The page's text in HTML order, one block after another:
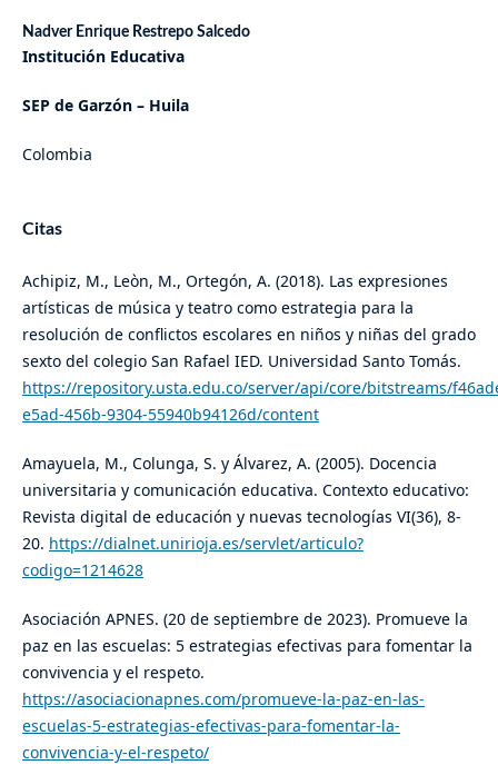
Nadver Enrique Restrepo Salcedo
Institución Educativa
SEP de Garzón – Huila
Colombia
Citas
​​Achipiz, M., Leòn, M., Ortegón, A. (2018). Las expresiones
artísticas de música y teatro como estrategia para la
resolución de conflictos escolares en niños y niñas del grado
sexto del colegio San Rafael IED. Universidad Santo Tomás.
https://repository.usta.edu.co/server/api/core/bitstreams/
e5ad-456b-9304-55940b94126d/content
​Amayuela, M., Colunga, S. y Álvarez, A. (2005). Docencia
universitaria y comunicación educativa. Contexto educativo:
Revista digital de educación y nuevas tecnologías VI(36), 8-
20. https://dialnet.unirioja.es/servlet/articulo?
codigo=1214628
​Asociación APNES. (20 de septiembre de 2023). Promueve la
paz en las escuelas: 5 estrategias efectivas para fomentar la
convivencia y el respeto.
https://asociacionapnes.com/promueve-la-paz-en-las-
escuelas-5-estrategias-efectivas-para-fomentar-la-
convivencia-y-el-respeto/